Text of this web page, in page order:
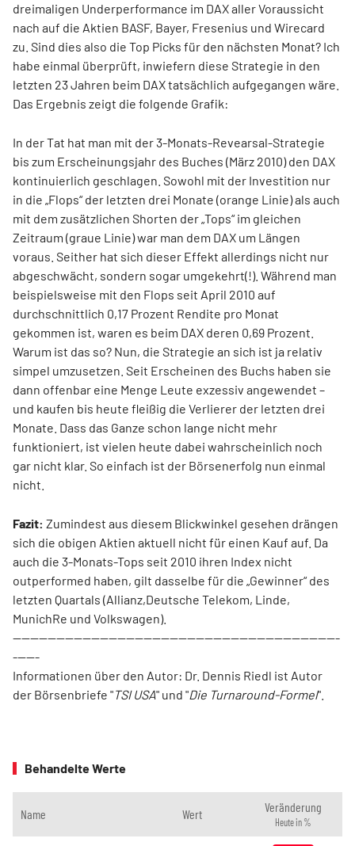
dreimaligen Underperformance im DAX aller Voraussicht
nach auf die Aktien BASF, Bayer, Fresenius und Wirecard
zu. Sind dies also die Top Picks für den nächsten Monat? Ich
habe einmal überprüft, inwiefern diese Strategie in den
letzten 23 Jahren beim DAX tatsächlich aufgegangen wäre.
Das Ergebnis zeigt die folgende Grafik:
In der Tat hat man mit der 3-Monats-Revearsal-Strategie
bis zum Erscheinungsjahr des Buches (März 2010) den DAX
kontinuierlich geschlagen. Sowohl mit der Investition nur
in die „Flops“ der letzten drei Monate (orange Linie) als auch
mit dem zusätzlichen Shorten der „Tops“ im gleichen
Zeitraum (graue Linie) war man dem DAX um Längen
voraus. Seither hat sich dieser Effekt allerdings nicht nur
abgeschwächt, sondern sogar umgekehrt(!). Während man
beispielsweise mit den Flops seit April 2010 auf
durchschnittlich 0,17 Prozent Rendite pro Monat
gekommen ist, waren es beim DAX deren 0,69 Prozent.
Warum ist das so? Nun, die Strategie an sich ist ja relativ
simpel umzusetzen. Seit Erscheinen des Buchs haben sie
dann offenbar eine Menge Leute exzessiv angewendet –
und kaufen bis heute fleißig die Verlierer der letzten drei
Monate. Dass das Ganze schon lange nicht mehr
funktioniert, ist vielen heute dabei wahrscheinlich noch
gar nicht klar. So einfach ist der Börsenerfolg nun einmal
nicht.
Fazit: Zumindest aus diesem Blickwinkel gesehen drängen
sich die obigen Aktien aktuell nicht für einen Kauf auf. Da
auch die 3-Monats-Tops seit 2010 ihren Index nicht
outperformed haben, gilt dasselbe für die „Gewinner“ des
letzten Quartals (Allianz,Deutsche Telekom, Linde,
MunichRe und Volkswagen).
---------------------------------------------------------------------------
------
Informationen über den Autor: Dr. Dennis Riedl ist Autor
der Börsenbriefe "TSI USA" und "Die Turnaround-Formel".
Behandelte Werte
Name Wert Veränderung
Heute in %